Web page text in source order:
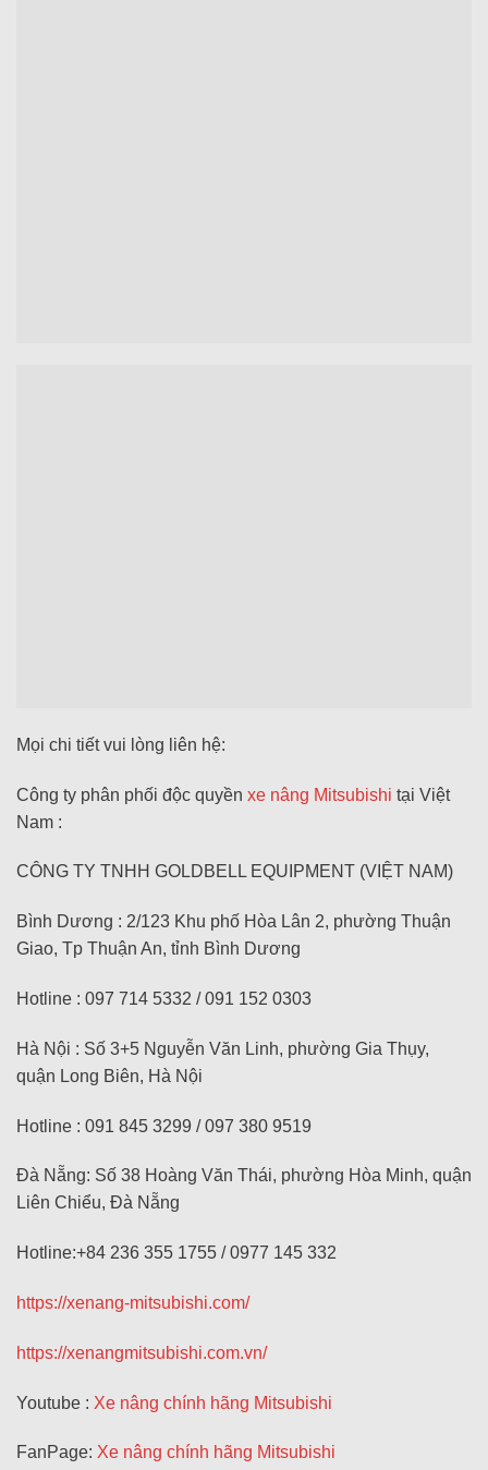
Mọi chi tiết vui lòng liên hệ:
Công ty phân phối độc quyền xe nâng Mitsubishi tại Việt
Nam :
CÔNG TY TNHH GOLDBELL EQUIPMENT (VIỆT NAM)
Bình Dương : 2/123 Khu phố Hòa Lân 2, phường Thuận
Giao, Tp Thuận An, tỉnh Bình Dương
Hotline : 097 714 5332 / 091 152 0303
Hà Nội : Số 3+5 Nguyễn Văn Linh, phường Gia Thụy,
quận Long Biên, Hà Nội
Hotline : 091 845 3299 / 097 380 9519
Đà Nẵng: Số 38 Hoàng Văn Thái, phường Hòa Minh, quận
Liên Chiểu, Đà Nẵng
Hotline:+84 236 355 1755 / 0977 145 332
https://xenang-mitsubishi.com/
https://xenangmitsubishi.com.vn/
Youtube : Xe nâng chính hãng Mitsubishi
FanPage: Xe nâng chính hãng Mitsubishi